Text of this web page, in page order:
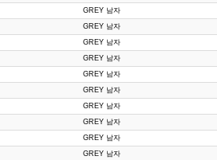
GREY 남자
GREY 남자
GREY 남자
GREY 남자
GREY 남자
GREY 남자
GREY 남자
GREY 남자
GREY 남자
GREY 남자